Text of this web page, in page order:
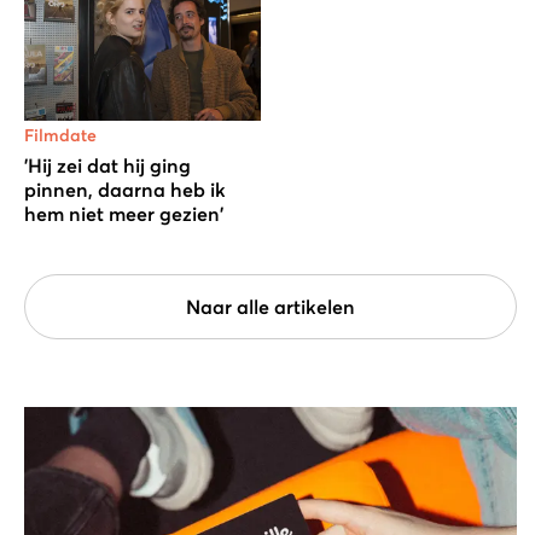
Filmdate
'Hij zei dat hij ging
pinnen, daarna heb ik
hem niet meer gezien'
Naar alle artikelen